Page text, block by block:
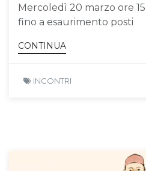
Mercoledì 20 marzo ore
fino a esaurimento posti
CONTINUA
INCONTRI